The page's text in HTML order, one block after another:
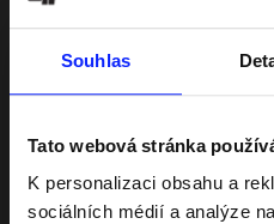
Souhlas
Tato webová stránka
K personalizaci obsahu a
sociálních médií a analýze